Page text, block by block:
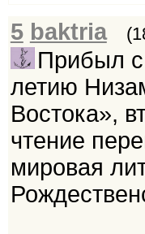
5 baktria
Прибыл с
летию
Востока»,
чтение
мировая